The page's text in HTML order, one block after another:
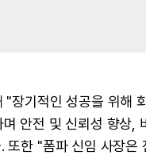
장기적인 성공을 위해
안전 및 신뢰성 향상
또한 "폼파 신임 사장